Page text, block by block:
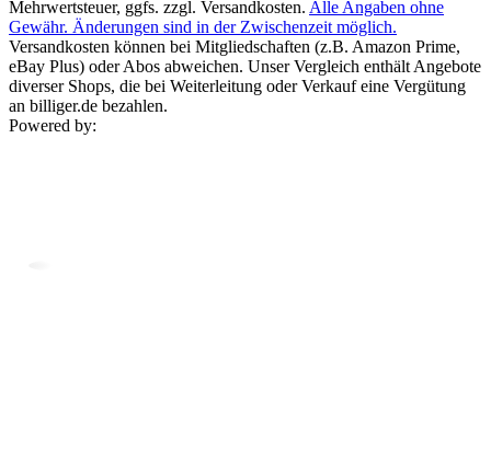
Mehrwertsteuer, ggfs. zzgl. Versandkosten. Alle Angaben ohne
Gewähr. Änderungen sind in der Zwischenzeit möglich.
Versandkosten können bei Mitgliedschaften (z.B. Amazon Prime,
eBay Plus) oder Abos abweichen. Unser Vergleich enthält Angebote
diverser Shops, die bei Weiterleitung oder Verkauf eine Vergütung
an billiger.de bezahlen.
Powered by: